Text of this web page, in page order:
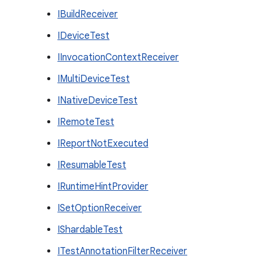
IBuildReceiver
IDeviceTest
IInvocationContextReceiver
IMultiDeviceTest
INativeDeviceTest
IRemoteTest
IReportNotExecuted
IResumableTest
IRuntimeHintProvider
ISetOptionReceiver
IShardableTest
ITestAnnotationFilterReceiver